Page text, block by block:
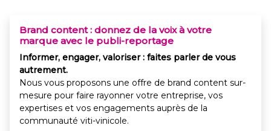
Brand content : donnez de la voix à votre
marque avec le publi-reportage
Informer, engager, valoriser : faites parler de vous
autrement.
Nous vous proposons une offre de brand content sur-
mesure pour faire rayonner votre entreprise, vos
expertises et vos engagements auprès de la
communauté viti-vinicole.